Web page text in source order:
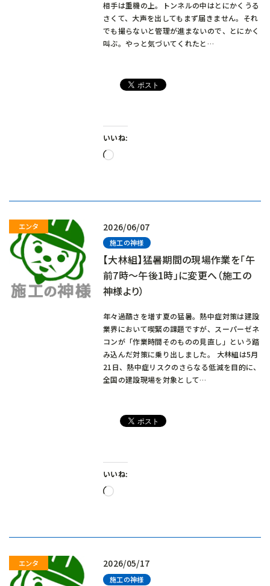
相手は重機の上。トンネルの中はとにかくうる
さくて、大声を出してもまず届きません。それ
でも撮らないと管理が進まないので、とにかく
叫ぶ。やっと気づいてくれたと…
いいね:
読
2026/06/07
施工の神様
【大林組】猛暑期間の現場作業を「午
前7時～午後1時」に変更へ（施工の
神様より）
年々過酷さを増す夏の猛暑。熱中症対策は建設
業界において喫緊の課題ですが、スーパーゼネ
コンが「作業時間そのものの見直し」という踏
み込んだ対策に乗り出しました。 大林組は5月
21日、熱中症リスクのさらなる低減を目的に、
全国の建設現場を対象として…
いいね:
読
2026/05/17
施工の神様